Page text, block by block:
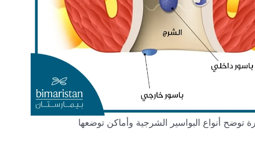
توضح أنواع البواسير الشرجية وأماكن توضعها